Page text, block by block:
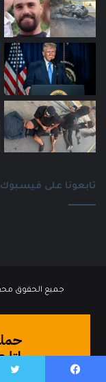
تابعونا على فيسبوك
جميع الحقوق